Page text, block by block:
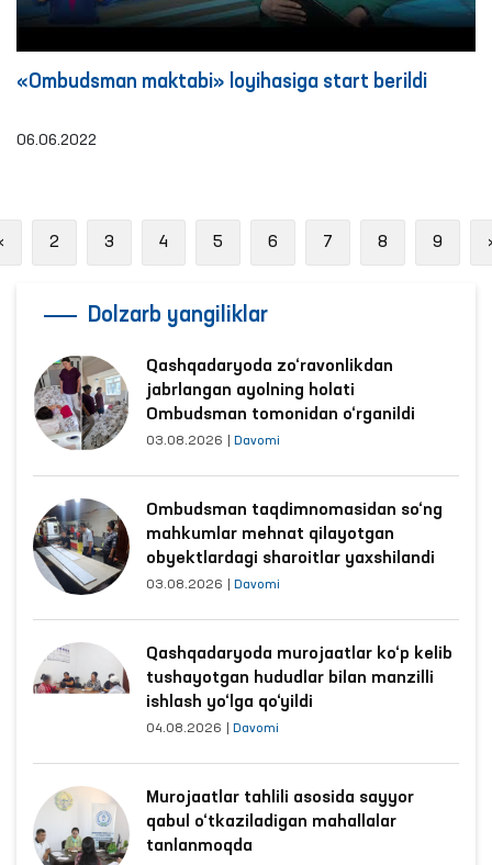
«Ombudsman maktabi» loyihasiga start berildi
06.06.2022
Previous
2 3 4 5 6 7 8 9
Dolzarb yangiliklar
Qashqadaryoda zo‘ravonlikdan
jabrlangan ayolning holati
Ombudsman tomonidan o‘rganildi
03.08.2026 Davomi
Ombudsman taqdimnomasidan so‘ng
mahkumlar mehnat qilayotgan
obyektlardagi sharoitlar yaxshilandi
03.08.2026 Davomi
Qashqadaryoda murojaatlar ko‘p kelib
tushayotgan hududlar bilan manzilli
ishlash yo‘lga qo‘yildi
04.08.2026 Davomi
Murojaatlar tahlili asosida sayyor
qabul o‘tkaziladigan mahallalar
tanlanmoqda